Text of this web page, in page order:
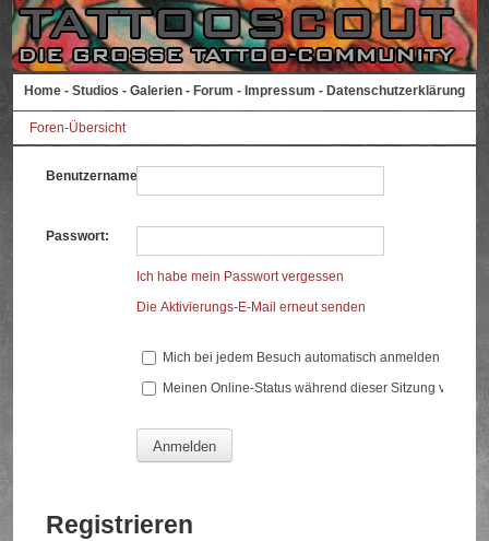
Home - Studios - Galerien - Forum - Impressum - Datenschutzerklärung
Foren-Übersicht
Benutzername:
Passwort:
Ich habe mein Passwort vergessen
Die Aktivierungs-E-Mail erneut senden
Mich bei jedem Besuch automatisch anmelden
Meinen Online-Status während dieser Sitzung
Registrieren